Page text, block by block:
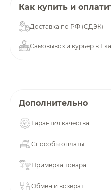
Как купить и
Доставка по РФ (СДЭК)
Самовывоз и курьер в
Дополнительно
Гарантия качества
Способы оплаты
Примерка товара
Обмен и возврат
об оплате Плайтом
недели
Остались